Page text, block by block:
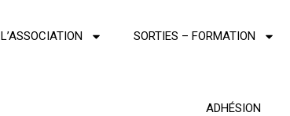
L’ASSOCIATION SORTIES – FORMATION
ADHÉSION